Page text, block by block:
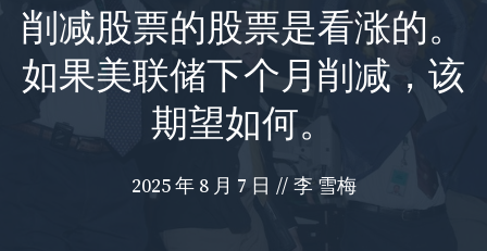
削减股票的股票是看涨的。
如果美联储下个月削减，该
期望如何。
2025 年 8 月 7 日 // 李 雪梅